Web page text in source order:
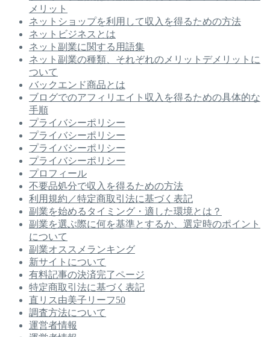
メリット
ネットショップを利用して収入を得るための方法
ネットビジネスとは
ネット副業に関する用語集
ネット副業の種類、それぞれのメリットデメリットに
ついて
バックエンド商品とは
ブログでのアフィリエイト収入を得るための具体的な
手順
プライバシーポリシー
プライバシーポリシー
プライバシーポリシー
プライバシーポリシー
プロフィール
不要品処分で収入を得るための方法
利用規約／特定商取引法に基づく表記
副業を始めるタイミング・適した環境とは？
副業を選ぶ際に何を基準とするか、選定時のポイント
について
副業オススメランキング
新サイトについて
有料記事の決済完了ページ
特定商取引法に基づく表記
直リス由美子リーフ50
調査方法について
運営者情報